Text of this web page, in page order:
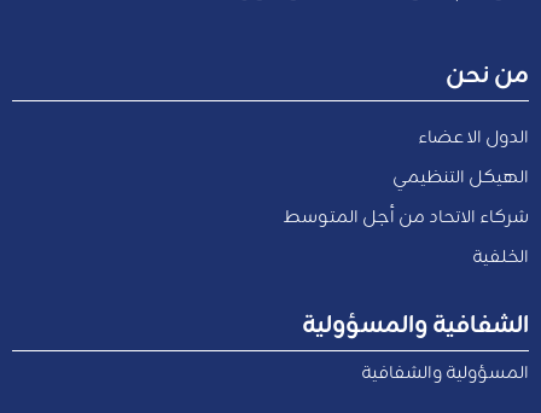
من نحن
الدول الاعضاء
الهيكل التنظيمي
شركاء الاتحاد من أجل المتوسط
الخلفية
الشفافية والمسؤولية
المسؤولية والشفافية